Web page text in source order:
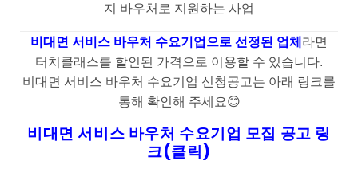
지 바우처로 지원하는 사업
비대면 서비스 바우처 수요기업으로 선정된 업체 라면
터치클래스를 할인된 가격으로 이용할 수 있습니다.
비대면 서비스 바우처 수요기업 신청공고는 아래 링크를
통해 확인해 주세요😊
비대면 서비스 바우처 수요기업 모집 공고 링
크(클릭)